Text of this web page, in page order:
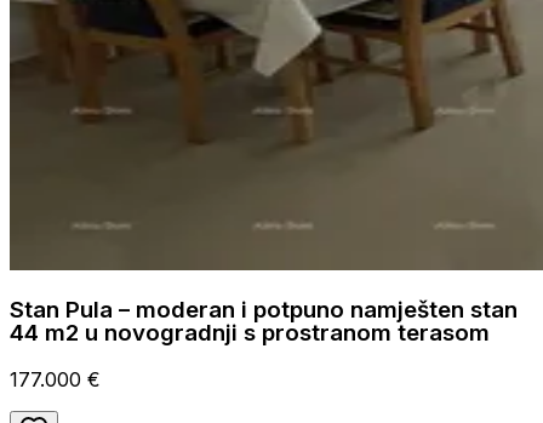
Stan Pula – moderan i potpuno namješten stan
44 m2 u novogradnji s prostranom terasom
177.000 €